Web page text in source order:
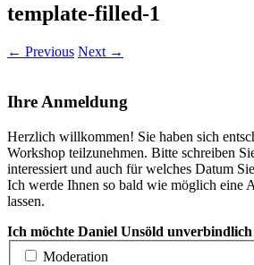
template-filled-1
← Previous Next →
Ihre Anmeldung
Herzlich willkommen! Sie haben sich
Workshop teilzunehmen. Bitte schreiben
interessiert und auch für welches Datum
Ich werde Ihnen so bald wie möglich eine
lassen.
Ich möchte Daniel Unsöld
Moderation